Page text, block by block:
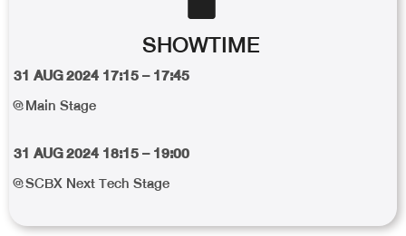
SHOWTIME
31 AUG 2024 17:15 – 17:45
@Main Stage
31 AUG 2024 18:15 – 19:00
@SCBX Next Tech Stage